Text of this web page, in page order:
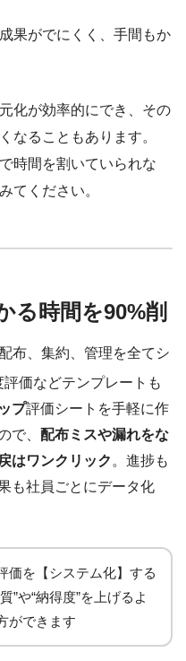
果がでにくく、手間もか
化が効率的にでき、その
なることもあります。
時間を割いていられな
てください。
る時間を90%削
布、集約、管理を全てシ
価などテンプレートも
プ評価シートを手軽に作
で、 配布ミスや漏れをな
はワンクリック 。進捗も
も社員ごとにデータ化
価を【システム化】する
”や“納得度”を上げるよ
ができます